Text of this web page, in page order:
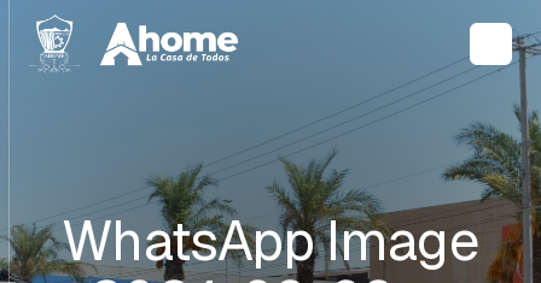
WhatsApp Image